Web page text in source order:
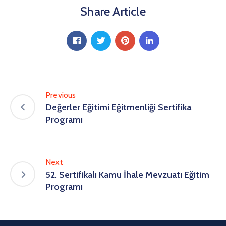
Share Article
Previous
Değerler Eğitimi Eğitmenliği Sertifika
Programı
Next
52. Sertifikalı Kamu İhale Mevzuatı Eğitim
Programı